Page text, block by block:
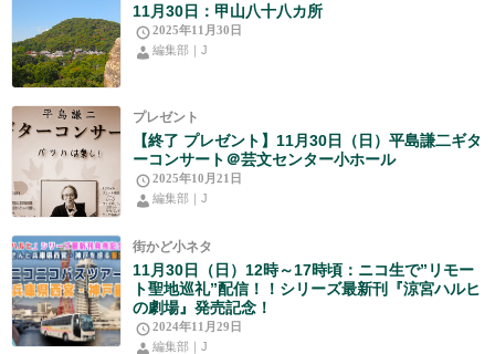
11月30日：甲山八十八カ所
2025年11月30日
編集部｜J
プレゼント
【終了 プレゼント】11月30日（日）平島謙二ギタ
ーコンサート＠芸文センター小ホール
2025年10月21日
編集部｜J
街かど小ネタ
11月30日（日）12時～17時頃：ニコ生で”リモー
ト聖地巡礼”配信！！シリーズ最新刊『涼宮ハルヒ
の劇場』発売記念！
2024年11月29日
編集部｜J